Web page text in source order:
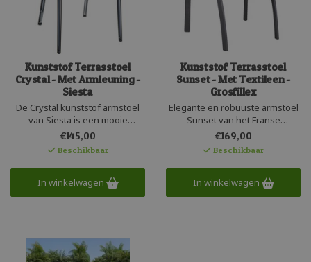
Kunststof Terrasstoel
Crystal - Met Armleuning -
Siesta
De Crystal kunststof armstoel
van Siesta is een mooie
designstoel met een uitstekend
zitcomfort. Het gladde kunststof
is oersterk en daarom is de
armstoel geschikt voor
intensief gebruik. De Crystal
armstoel is stapelbaar en zeer
€145,00
Beschikbaar
In winkelwagen
Kunststof Terrasstoel
Sunset - Met Textileen -
Grosfillex
Elegante en robuuste armstoel
Sunset van het Franse
Grosfillex. Een stapelbare
kwaliteitsstoel voor langdurig
en duurzaam gebruik.
Aluminium frame bespannen
met textileen gecombineerd
met een robuust mat kunststof
€169,00
Beschikbaar
In winkelwagen